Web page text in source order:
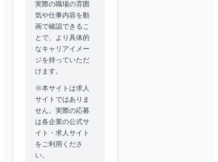
実際の職場の雰囲
気や仕事内容を動
画で確認できるこ
とで、より具体的
なキャリアイメー
ジを持っていただ
けます。
※本サイトは求人
サイトではありま
せん。実際の応募
は各企業の公式サ
イト・求人サイト
をご利用くださ
い。